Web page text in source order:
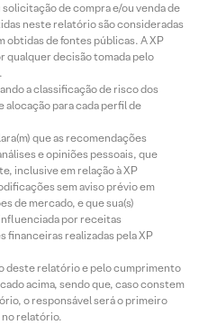
de compra e/ou venda de
neste relatório são consideradas
obtidas de fontes públicas. A XP
qualquer decisão tomada pelo
a classificação de risco dos
alocação para cada perfil de
que as recomendações
e opiniões pessoais, que
inclusive em relação à XP
sem aviso prévio em
de mercado, e que sua(s)
por receitas
financeiras realizadas pela XP
deste relatório e pelo cumprimento
acima, sendo que, caso constem
o responsável será o primeiro
relatório.